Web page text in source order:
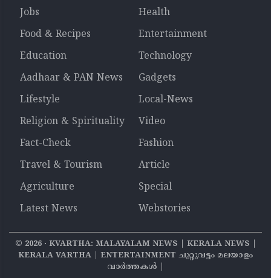
Jobs
Health
Food & Recipes
Entertainment
Education
Technology
Aadhaar & PAN News
Gadgets
Lifestyle
Local-News
Religion & Spirituality
Video
Fact-Check
Fashion
Travel & Tourism
Article
Agriculture
Special
Latest News
Webstories
© 2026‧ KVARTHA: MALAYALAM NEWS | KERALA NEWS |
KERALA VARTHA | ENTERTAINMENT ചുറ്റുവട്ടം മലയാളം
വാര്‍ത്തകൾ |